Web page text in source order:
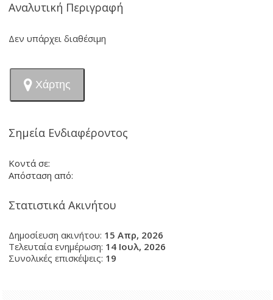
Αναλυτική Περιγραφή
Δεν υπάρχει διαθέσιμη
Χάρτης
Σημεία Ενδιαφέροντος
Κοντά σε:
Απόσταση από:
Στατιστικά Ακινήτου
Δημοσίευση ακινήτου: 15 Απρ, 2026
Τελευταία ενημέρωση: 14 Ιουλ, 2026
Συνολικές επισκέψεις: 19